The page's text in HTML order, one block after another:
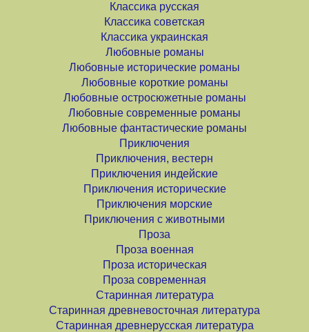
Классика русская
Классика советская
Классика украинская
Любовные романы
Любовные исторические романы
Любовные короткие романы
Любовные остросюжетные романы
Любовные современные романы
Любовные фантастические романы
Приключения
Приключения, вестерн
Приключения индейские
Приключения исторические
Приключения морские
Приключения с животными
Проза
Проза военная
Проза историческая
Проза современная
Старинная литература
Старинная древневосточная литература
Старинная древнерусская литература